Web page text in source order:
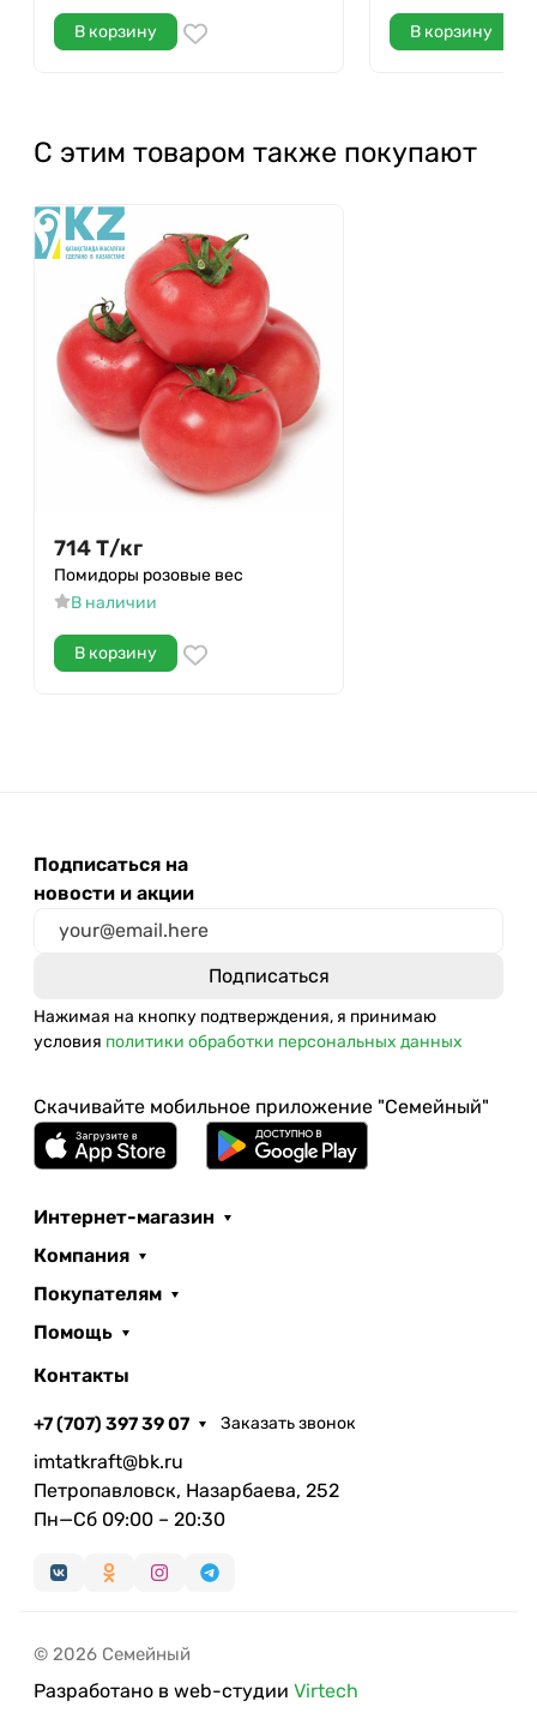
В корзину В корзину
С этим товаром также покупают
714Т/кг
Помидоры розовые вес
В наличии
В корзину
Подписаться на
новости и акции
Нажимая на кнопку подтверждения, я принимаю
условия политики обработки персональных данных
Скачивайте мобильное приложение "Семейный"
Интернет-магазин
Компания
Покупателям
Помощь
Контакты
+7 (707) 397 39 07 Заказать звонок
imtatkraft@bk.ru
Петропавловск, Назарбаева, 252
Пн—Сб 09:00 – 20:30
© 2026 Семейный
Разработано в web-студии Virtech